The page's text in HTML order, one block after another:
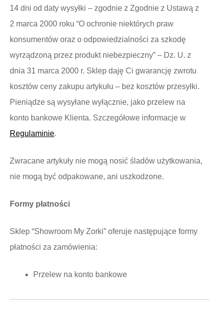
14 dni od daty wysyłki – zgodnie z Zgodnie z Ustawą z
2 marca 2000 roku “O ochronie niektórych praw
konsumentów oraz o odpowiedzialności za szkodę
wyrządzoną przez produkt niebezpieczny” – Dz. U. z
dnia 31 marca 2000 r. Sklep daję Ci gwarancję zwrotu
kosztów ceny zakupu artykułu – bez kosztów przesyłki.
Pieniądze są wysyłane wyłącznie, jako przelew na
konto bankowe Klienta. Szczegółowe informacje w
Regulaminie.
Zwracane artykuły nie mogą nosić śladów użytkowania,
nie mogą być odpakowane, ani uszkodzone.
Formy płatności
Sklep “Showroom My Zorki” oferuje następujące formy
płatności za zamówienia:
Przelew na konto bankowe